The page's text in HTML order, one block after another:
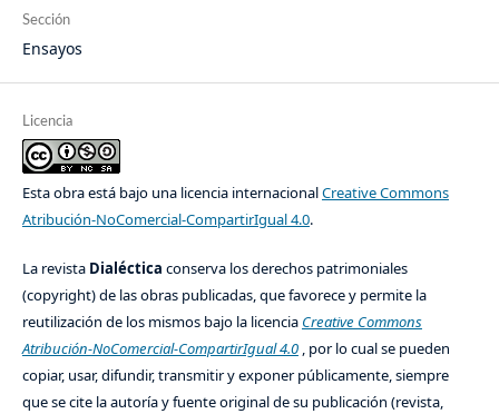
Sección
Ensayos
Licencia
Esta obra está bajo una licencia internacionalCreative Commons
Atribución-NoComercial-CompartirIgual 4.0.
La revista Dialéctica conserva los derechos patrimoniales
(copyright) de las obras publicadas, que favorece y permite la
reutilización de los mismos bajo la licencia Creative Commons
Atribución-NoComercial-CompartirIgual 4.0, por lo cual se pueden
copiar, usar, difundir, transmitir y exponer públicamente, siempre
que se cite la autoría y fuente original de su publicación (revista,